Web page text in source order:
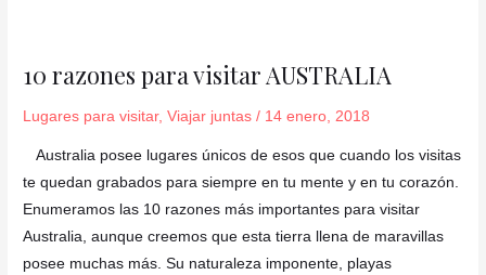
10 razones para visitar AUSTRALIA
Lugares para visitar,Viajar juntas / 14 enero, 2018
Australia posee lugares únicos de esos que cuando los visitas
te quedan grabados para siempre en tu mente y en tu corazón.
Enumeramos las 10 razones más importantes para visitar
Australia, aunque creemos que esta tierra llena de maravillas
posee muchas más. Su naturaleza imponente, playas
para